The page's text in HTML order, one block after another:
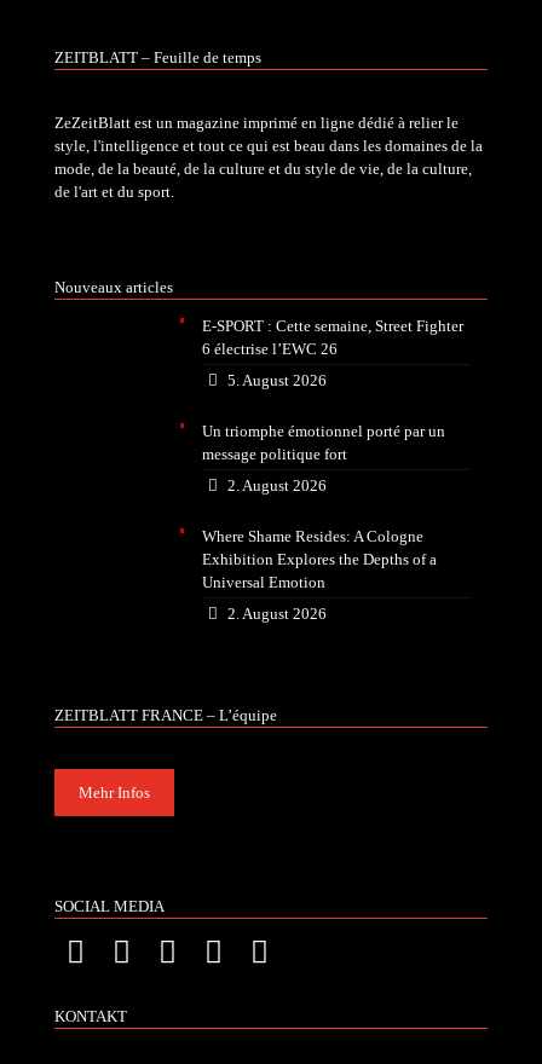
ZEITBLATT – Feuille de temps
ZeZeitBlatt est un magazine imprimé en ligne dédié à relier le
style, l'intelligence et tout ce qui est beau dans les domaines de la
mode, de la beauté, de la culture et du style de vie, de la culture,
de l'art et du sport.
Nouveaux articles
E-SPORT : Cette semaine, Street Fighter
6 électrise l’EWC 26
5. August 2026
Un triomphe émotionnel porté par un
message politique fort
2. August 2026
Where Shame Resides: A Cologne
Exhibition Explores the Depths of a
Universal Emotion
2. August 2026
ZEITBLATT FRANCE – L’équipe
Mehr Infos
SOCIAL MEDIA
KONTAKT